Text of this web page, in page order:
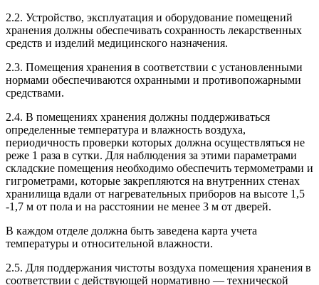
2.2. Устройство, эксплуатация и оборудование помещений
хранения должны обеспечивать сохранность лекарственных
средств и изделий медицинского назначения.
2.3. Помещения хранения в соответствии с установленными
нормами обеспечиваются охранными и противопожарными
средствами.
2.4. В помещениях хранения должны поддерживаться
определенные температура и влажность воздуха,
периодичность проверки которых должна осуществляться не
реже 1 раза в сутки. Для наблюдения за этими параметрами
складские помещения необходимо обеспечить термометрами и
гигрометрами, которые закрепляются на внутренних стенах
хранилища вдали от нагревательных приборов на высоте 1,5
-1,7 м от пола и на расстоянии не менее 3 м от дверей.
В каждом отделе должна быть заведена карта учета
температуры и относительной влажности.
2.5. Для поддержания чистоты воздуха помещения хранения в
соответствии с действующей нормативно — технической